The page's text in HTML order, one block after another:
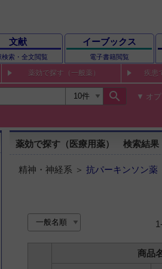
文献
検索・全文閲覧
イーブックス
電子書籍閲覧
薬効で探す（一般薬） 疾患
search オ
薬効で探す（医療用薬） 検索結果
精神・神経系 ＞ 抗パーキンソン薬
商品